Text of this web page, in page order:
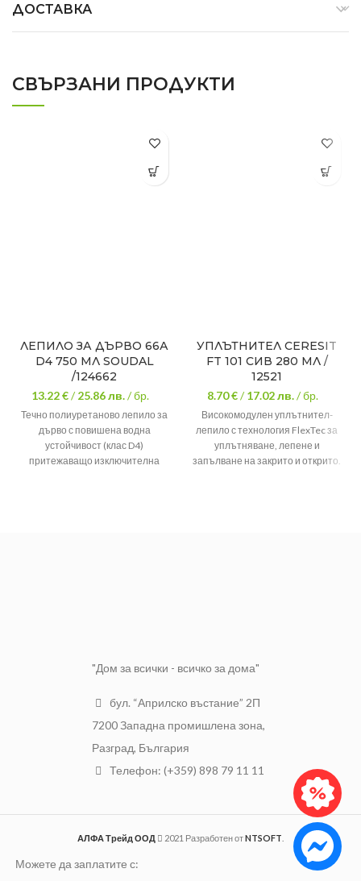
ДОСТАВКА
СВЪРЗАНИ ПРОДУКТИ
ЛЕПИЛО ЗА ДЪРВО 66А
D4 750 МЛ SOUDAL
/124662
13.22 €/25.86лв./ бр.
Течно полиуретаново лепило за
дърво с повишена водна
устойчивост (клас D4)
притежаващо изключителна
УПЛЪТНИТЕЛ CERESIT
FT 101 СИВ 280 МЛ /
12521
8.70 €/17.02лв./ бр.
Високомодулен уплътнител-
лепило с технология FlexTec за
уплътняване, лепене и
запълване на закрито и открито.
Цвят: сив
FT 101 залепва без нужда от
влажни основи без да се
образуват мехурчета или да
наруши адхезията.
"Дом за всички - всичко за дома"
бул. “Априлско въстание” 2П
7200 Западна промишлена зона,
Разград, България
Телефон: (+359) 898 79 11 11
АЛФА Трейд ООД 2021 Разработен отNTSOFT
Можете да заплатите с: